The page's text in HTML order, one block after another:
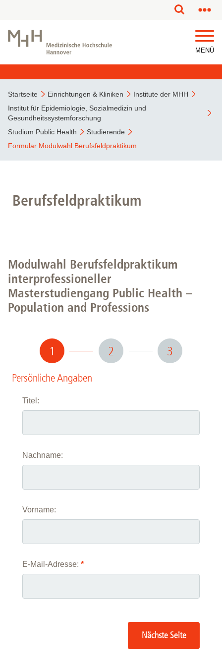
MENÜ
Startseite Einrichtungen & Kliniken
Institute der MHH
Institut für Epidemiologie, Sozialmedizin und
Gesundheitssystemforschung
Studium Public Health
Studierende
Formular Modulwahl Berufsfeldpraktikum
Berufsfeldpraktikum
Modulwahl Berufsfeldpraktikum
interprofessioneller
Masterstudiengang Public Health –
Population and Professions
1
Persönliche Angaben
2 3
Titel:
Nachname:
Vorname:
E-Mail-Adresse: *
Nächste Seite